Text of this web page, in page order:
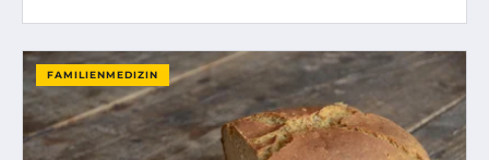
FAMILIENMEDIZIN